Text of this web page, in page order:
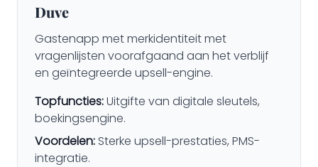
Duve
Gastenapp met merkidentiteit met
vragenlijsten voorafgaand aan het verblijf
en geïntegreerde upsell-engine.
Topfuncties:Uitgifte van digitale sleutels,
boekingsengine.
Voordelen: Sterke upsell-prestaties, PMS-
integratie.